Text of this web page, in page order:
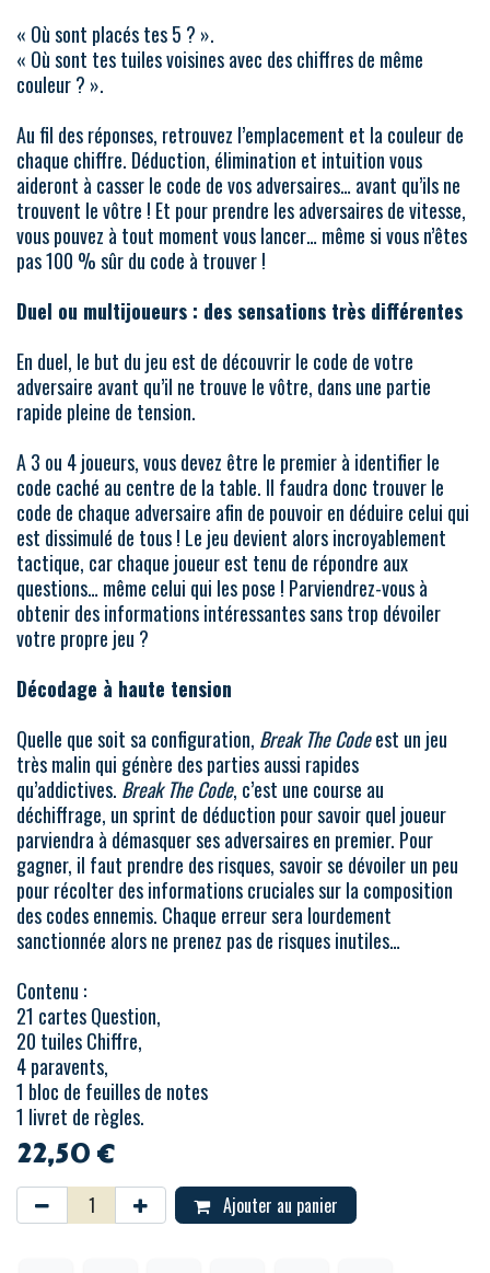
« Où sont placés tes 5 ? ».
« Où sont tes tuiles voisines avec des chiffres de même
couleur ? ».
Au fil des réponses, retrouvez l’emplacement et la couleur de
chaque chiffre. Déduction, élimination et intuition vous
aideront à casser le code de vos adversaires… avant qu’ils ne
trouvent le vôtre ! Et pour prendre les adversaires de vitesse,
vous pouvez à tout moment vous lancer… même si vous n’êtes
pas 100 % sûr du code à trouver !
Duel ou multijoueurs : des sensations très différentes
En duel, le but du jeu est de découvrir le code de votre
adversaire avant qu’il ne trouve le vôtre, dans une partie
rapide pleine de tension.
A 3 ou 4 joueurs, vous devez être le premier à identifier le
code caché au centre de la table. Il faudra donc trouver le
code de chaque adversaire afin de pouvoir en déduire celui qui
est dissimulé de tous ! Le jeu devient alors incroyablement
tactique, car chaque joueur est tenu de répondre aux
questions… même celui qui les pose ! Parviendrez-vous à
obtenir des informations intéressantes sans trop dévoiler
votre propre jeu ?
Décodage à haute tension
Quelle que soit sa configuration, Break The Codeest un jeu
très malin qui génère des parties aussi rapides
qu’addictives. Break The Code, c’est une course au
déchiffrage, un sprint de déduction pour savoir quel joueur
parviendra à démasquer ses adversaires en premier. Pour
gagner, il faut prendre des risques, savoir se dévoiler un peu
pour récolter des informations cruciales sur la composition
des codes ennemis. Chaque erreur sera lourdement
sanctionnée alors ne prenez pas de risques inutiles…
Contenu :
21 cartes Question,
20 tuiles Chiffre,
4 paravents,
1 bloc de feuilles de notes
1 livret de règles.
22,50€
Ajouter au panier